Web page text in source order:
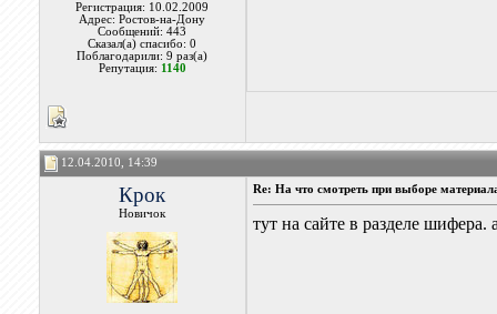
Регистрация: 10.02.2009
Адрес: Ростов-на-Дону
Сообщений: 443
Сказал(а) спасибо: 0
Поблагодарили: 9 раз(а)
Репутация: 1140
12.04.2010, 14:39
Крок
Новичок
Re: На что смотреть при выборе
тут на сайте в разделе